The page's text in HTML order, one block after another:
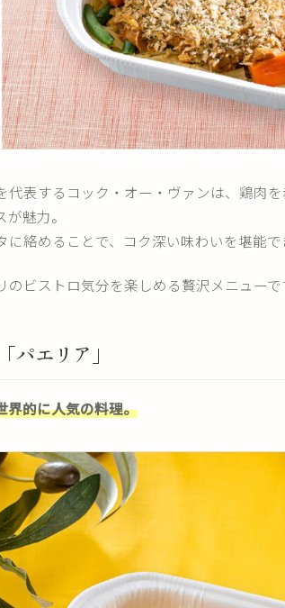
代表するコック・オー・ヴァンは、鶏肉
魅力。
に絡めることで、コク深い味わいを堪能で
ビストロ気分を楽しめる贅沢メニューで
パエリア」
界的に人気の料理。